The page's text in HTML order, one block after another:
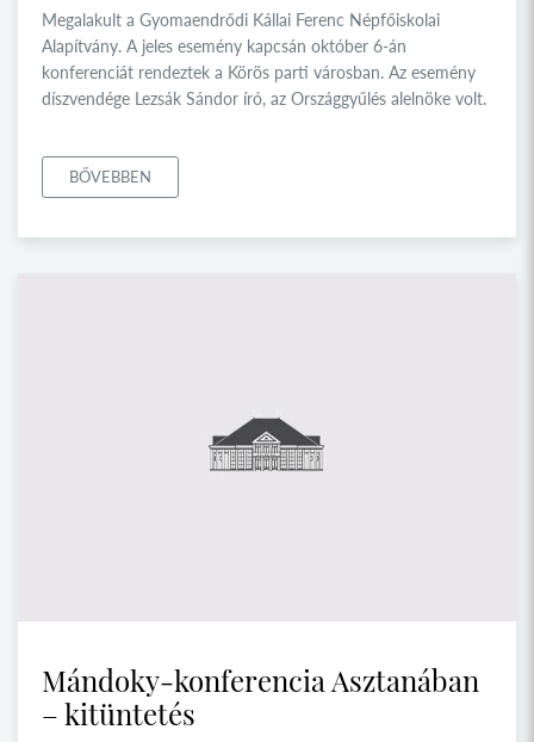
Megalakult a Gyomaendrődi Kállai Ferenc Népfőiskolai
Alapítvány. A jeles esemény kapcsán október 6-án
konferenciát rendeztek a Körös parti városban. Az esemény
díszvendége Lezsák Sándor író, az Országgyűlés alelnöke volt.
BŐVEBBEN
Mándoky-konferencia Asztanában
– kitüntetés